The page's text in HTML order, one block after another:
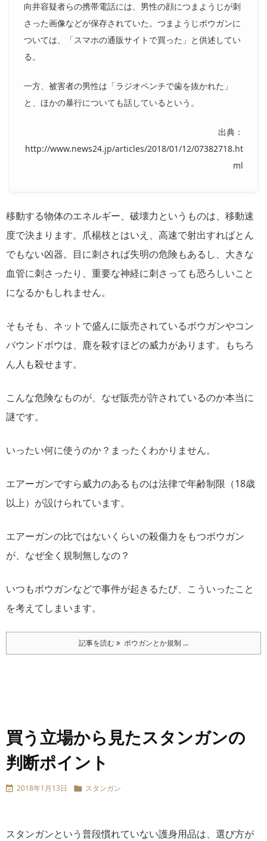
向井容疑者らの携帯電話には、男性の顔につまようじが刺
さった画像などが保存されていた。つまようじボウガンに
ついては、「スマホの通販サイトで買った」と供述してい
る。
一方、被害者の男性は「ラジオペンチで歯を抜かれた」
と、ほかの暴行についても話しているという。
出典：
http://www.news24.jp/articles/2018/01/12/07382718.ht
ml
移動する物体のエネルギー、破壊力というものは、移動速
度で決まります。爪楊枝とはいえ、高速で射出すればとん
でもない凶器。目に刺されば失明の危険もあるし、大きな
血管に刺さったり、重要な神経に刺さっても恐ろしいこと
になるかもしれません。
そもそも、ネットで盛んに販売されているボウガンやコン
パウンドボウは、鹿を殺すほどの威力があります。もちろ
ん人も殺せます。
こんな危険なものが、なぜ販売が許されているのか本当に
謎です。
いったい何に使うのか？まったくわかりません。
エアーガンですら威力のあるものは法律で年齢制限（18歳
以上）が設けられています。
エアーガンの比ではないくらいの殺傷力をもつボウガン
が、なぜ全く規制無しなの？
いつもボウガンなどで事件が起きるたび、こういったこと
を考えてしまいます。
記事を読む ボウガンとか規制 ...
買う立場から見たスタンガンの
判断ポイント
 2018年1月13日  スタンガン
スタンガンという普段慣れていない護身用品は、選び方が